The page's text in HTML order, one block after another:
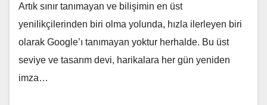
Artık sınır tanımayan ve bilişimin en üst
yenilikçilerinden biri olma yolunda, hızla ilerleyen biri
olarak Google’ı tanımayan yoktur herhalde. Bu üst
seviye ve tasarım devi, harikalara her gün yeniden
imza…